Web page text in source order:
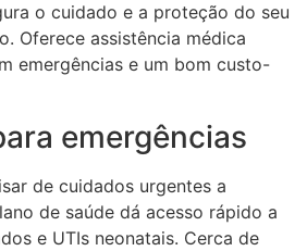
o cuidado e a proteção do seu
Oferece assistência médica
emergências e um bom custo-
emergências
de cuidados urgentes a
de saúde dá acesso rápido a
e UTIs neonatais. Cerca de